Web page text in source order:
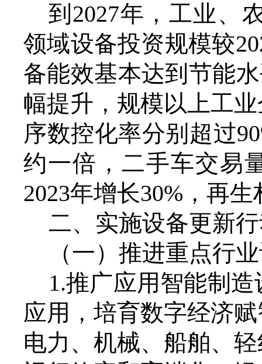
到 2027年，工业、
领域设备投资规模较
备能效基本达到节能
幅提升，规模以上工
序数控化率分别超过
约一倍，二手车交易
2023年增长30%，再
二、 实施设备更新
（一）推进重点行
1.推广应用智能制
应用，培育数字经济
电力、机械、船舶、